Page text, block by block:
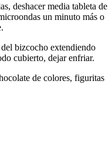
deshacer media tableta de
un minuto más o
bizcocho extendiendo
cubierto, dejar enfriar.
de colores, figuritas